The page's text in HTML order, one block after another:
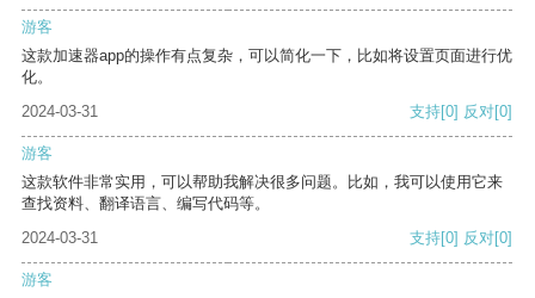
游客
这款加速器app的操作有点复杂，可以简化一下，比如将设置页面进行优
化。
2024-03-31
支持[0] 反对[0]
游客
这款软件非常实用，可以帮助我解决很多问题。比如，我可以使用它来
查找资料、翻译语言、编写代码等。
2024-03-31
支持[0] 反对[0]
游客